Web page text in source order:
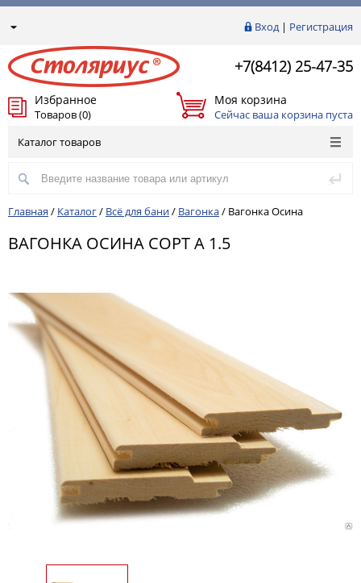
Вход| Регистрация
+7(8412) 25-47-35
Избранное
Товаров (0)
Моя корзина
Сейчас ваша корзина пуста
Каталог товаров
Главная / Каталог/ Всё для бани/ Вагонка/ Вагонка Осина
ВАГОНКА ОСИНА СОРТ А 1.5